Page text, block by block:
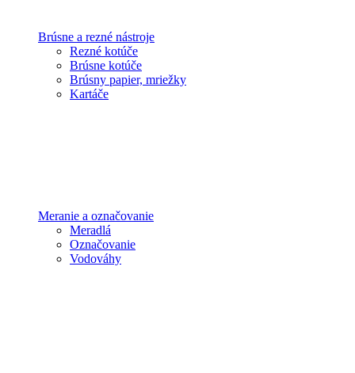
Brúsne a rezné nástroje
Rezné kotúče
Brúsne kotúče
Brúsny papier, mriežky
Kartáče
Meranie a označovanie
Meradlá
Označovanie
Vodováhy